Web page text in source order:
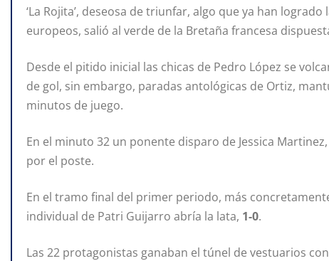
‘La Rojita’, deseosa de triunfar, algo que ya han
europeos, salió al verde de la Bretaña francesa
Desde el pitido inicial las chicas de Pedro López se
de gol, sin embargo, paradas antológicas de Ortiz,
minutos de juego.
En el minuto 32 un ponente disparo de Jessica
por el poste.
En el tramo final del primer periodo, más
individual de Patri Guijarro abría la lata, 1-0.
Las 22 protagonistas ganaban el túnel de vestuarios